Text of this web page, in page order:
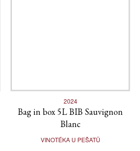
2024
Bag in box 5L BIB Sauvignon
Blanc
VINOTÉKA U PEŠATŮ